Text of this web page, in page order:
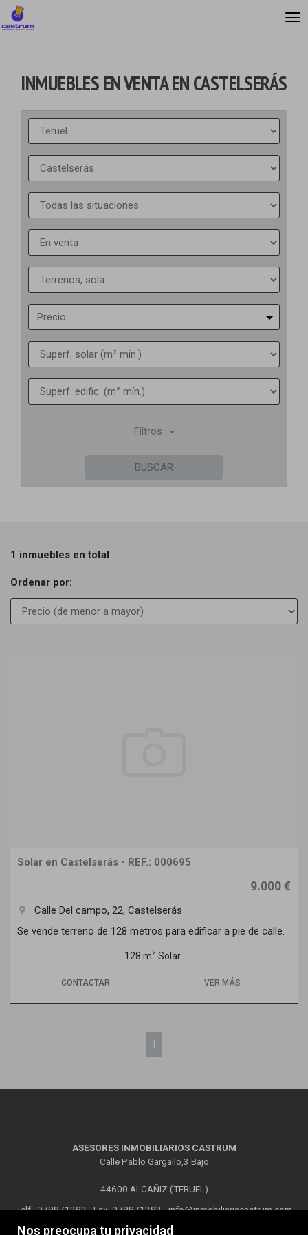
Nos preocupa tu privacidad
INMUEBLES EN VENTA EN CASTELSERÁS
Precio
Filtros
BUSCAR
1 inmuebles en total
Ordenar por:
Solar en Castelserás - REF.: 000695
9.000 €
room
Calle Del campo, 22, Castelserás
Se vende terreno de 128 metros para edificar a pie de calle.
128 m2Solar
CONTACTAR VER MÁS
1
ASESORES INMOBILIARIOS CASTRUM
Calle Pablo Gargallo,3 Bajo
44600 ALCAÑIZ (TERUEL)
Telf.: 978871383 - Fax: 978871383 -info@inmobiliariacastrum.com